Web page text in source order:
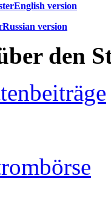
English version
Russian version
den